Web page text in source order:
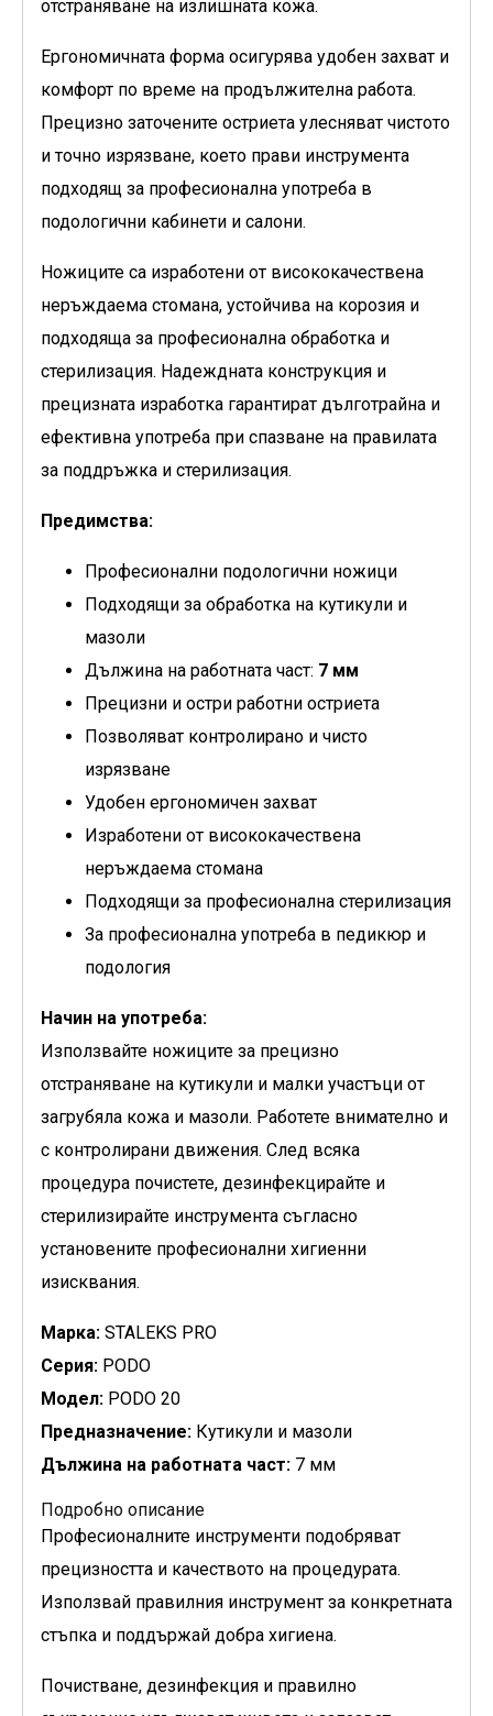
отстраняване на излишната кожа.
Ергономичната форма осигурява удобен захват и
комфорт по време на продължителна работа.
Прецизно заточените остриета улесняват чистото
и точно изрязване, което прави инструмента
подходящ за професионална употреба в
подологични кабинети и салони.
Ножиците са изработени от висококачествена
неръждаема стомана, устойчива на корозия и
подходяща за професионална обработка и
стерилизация. Надеждната конструкция и
прецизната изработка гарантират дълготрайна и
ефективна употреба при спазване на правилата
за поддръжка и стерилизация.
Предимства:
Професионални подологични ножици
Подходящи за обработка на кутикули и
мазоли
Дължина на работната част: 7 мм
Прецизни и остри работни остриета
Позволяват контролирано и чисто
изрязване
Удобен ергономичен захват
Изработени от висококачествена
неръждаема стомана
Подходящи за професионална стерилизация
За професионална употреба в педикюр и
подология
Начин на употреба:
Използвайте ножиците за прецизно
отстраняване на кутикули и малки участъци от
загрубяла кожа и мазоли. Работете внимателно и
с контролирани движения. След всяка
процедура почистете, дезинфекцирайте и
стерилизирайте инструмента съгласно
установените професионални хигиенни
изисквания.
Марка: STALEKS PRO
Серия: PODO
Модел: PODO 20
Предназначение: Кутикули и мазоли
Дължина на работната част: 7 мм
Подробно описание
Професионалните инструменти подобряват
прецизността и качеството на процедурата.
Използвай правилния инструмент за конкретната
стъпка и поддържай добра хигиена.
Почистване, дезинфекция и правилно